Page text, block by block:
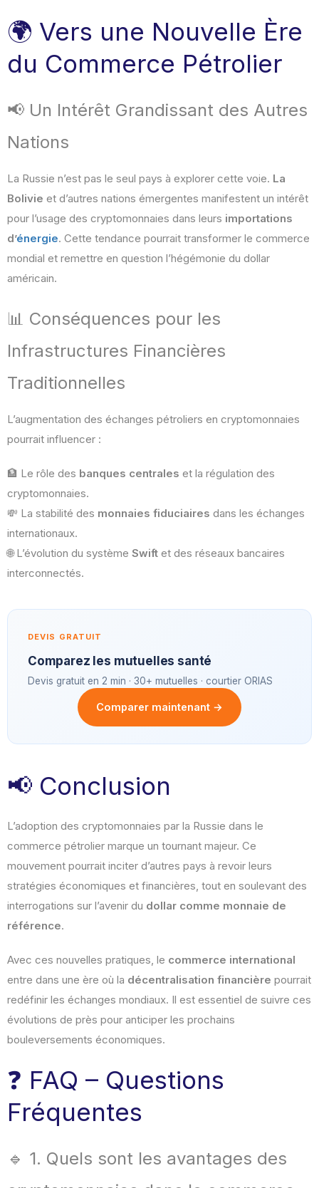
🌍 Vers une Nouvelle Ère
du Commerce Pétrolier
📢 Un Intérêt Grandissant des Autres
Nations
La Russie n’est pas le seul pays à explorer cette voie. La
Bolivie et d’autres nations émergentes manifestent un intérêt
pour l’usage des cryptomonnaies dans leurs importations
d’énergie. Cette tendance pourrait transformer le commerce
mondial et remettre en question l’hégémonie du dollar
américain.
📊 Conséquences pour les
Infrastructures Financières
Traditionnelles
L’augmentation des échanges pétroliers en cryptomonnaies
pourrait influencer :
🏦 Le rôle des banques centrales et la régulation des
cryptomonnaies.
💸 La stabilité des monnaies fiduciaires dans les échanges
internationaux.
🌐 L’évolution du système Swift et des réseaux bancaires
interconnectés.
DEVIS GRATUIT
Comparez les mutuelles santé
Devis gratuit en 2 min · 30+ mutuelles · courtier ORIAS
Comparer maintenant →
📢 Conclusion
L’adoption des cryptomonnaies par la Russie dans le
commerce pétrolier marque un tournant majeur. Ce
mouvement pourrait inciter d’autres pays à revoir leurs
stratégies économiques et financières, tout en soulevant des
interrogations sur l’avenir du dollar comme monnaie de
référence.
Avec ces nouvelles pratiques, le commerce international
entre dans une ère où la décentralisation financière pourrait
redéfinir les échanges mondiaux. Il est essentiel de suivre ces
évolutions de près pour anticiper les prochains
bouleversements économiques.
❓ FAQ – Questions
Fréquentes
🔹 1. Quels sont les avantages des